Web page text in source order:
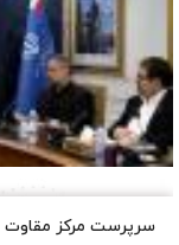
سرپرست مرکز مقاوت